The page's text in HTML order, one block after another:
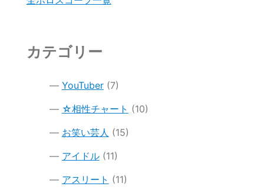
カテゴリー
YouTuber(7)
☆相性チャート (10)
お笑い芸人 (15)
アイドル(11)
アスリート (11)